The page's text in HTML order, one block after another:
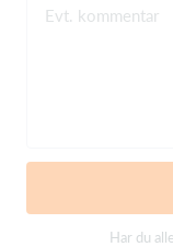
Evt. kommentar
Har du